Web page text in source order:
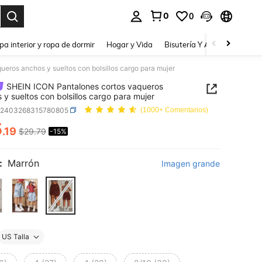
0 0
interior y ropa de dormir Hogar y Vida Bisutería Y Accesorios
anchos y sueltos con bolsillos cargo para mujer
SHEIN ICON Pantalones cortos vaqueros
y sueltos con bolsillos cargo para mujer
(1000+ Comentarios)
AND AVAILABILITY
.19 $29.79 -15%
Marrón Imagen grande
US Talla